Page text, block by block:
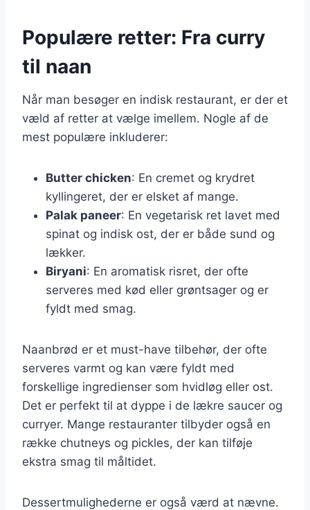
Populære retter: Fra curry
til naan
Når man besøger en indisk restaurant, er der et
væld af retter at vælge imellem. Nogle af de
mest populære inkluderer:
Butter chicken: En cremet og krydret
kyllingeret, der er elsket af mange.
Palak paneer: En vegetarisk ret lavet med
spinat og indisk ost, der er både sund og
lækker.
Biryani: En aromatisk risret, der ofte
serveres med kød eller grøntsager og er
fyldt med smag.
Naanbrød er et must-have tilbehør, der ofte
serveres varmt og kan være fyldt med
forskellige ingredienser som hvidløg eller ost.
Det er perfekt til at dyppe i de lækre saucer og
curryer. Mange restauranter tilbyder også en
række chutneys og pickles, der kan tilføje
ekstra smag til måltidet.
Dessertmulighederne er også værd at nævne.